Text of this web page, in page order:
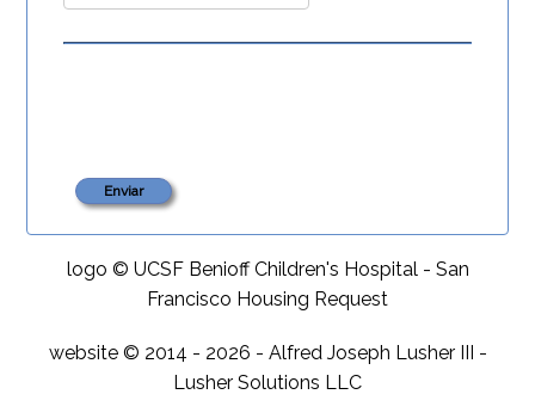
logo © UCSF Benioff Children's Hospital - San
Francisco Housing Request
website © 2014 - 2026 - Alfred Joseph Lusher III -
Lusher Solutions LLC